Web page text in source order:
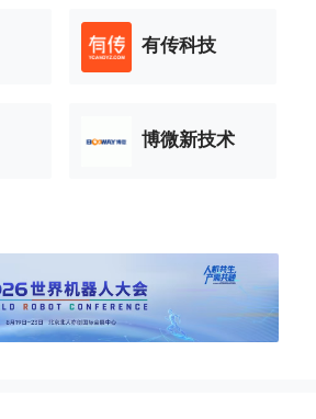
有传科技
博微新技术